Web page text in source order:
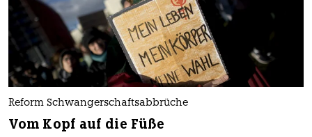
Reform Schwangerschaftsabbrüche
Vom Kopf auf die Füße